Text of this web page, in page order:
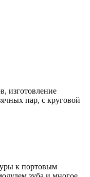
изготовление
пар, с круговой
к портовым